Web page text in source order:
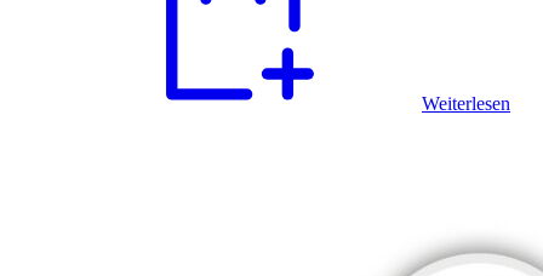
Weiterlesen